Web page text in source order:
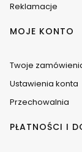
Reklamacje
MOJE KONTO
Twoje
Ustawienia konta
Przechowalnia
PŁATNOŚCI I